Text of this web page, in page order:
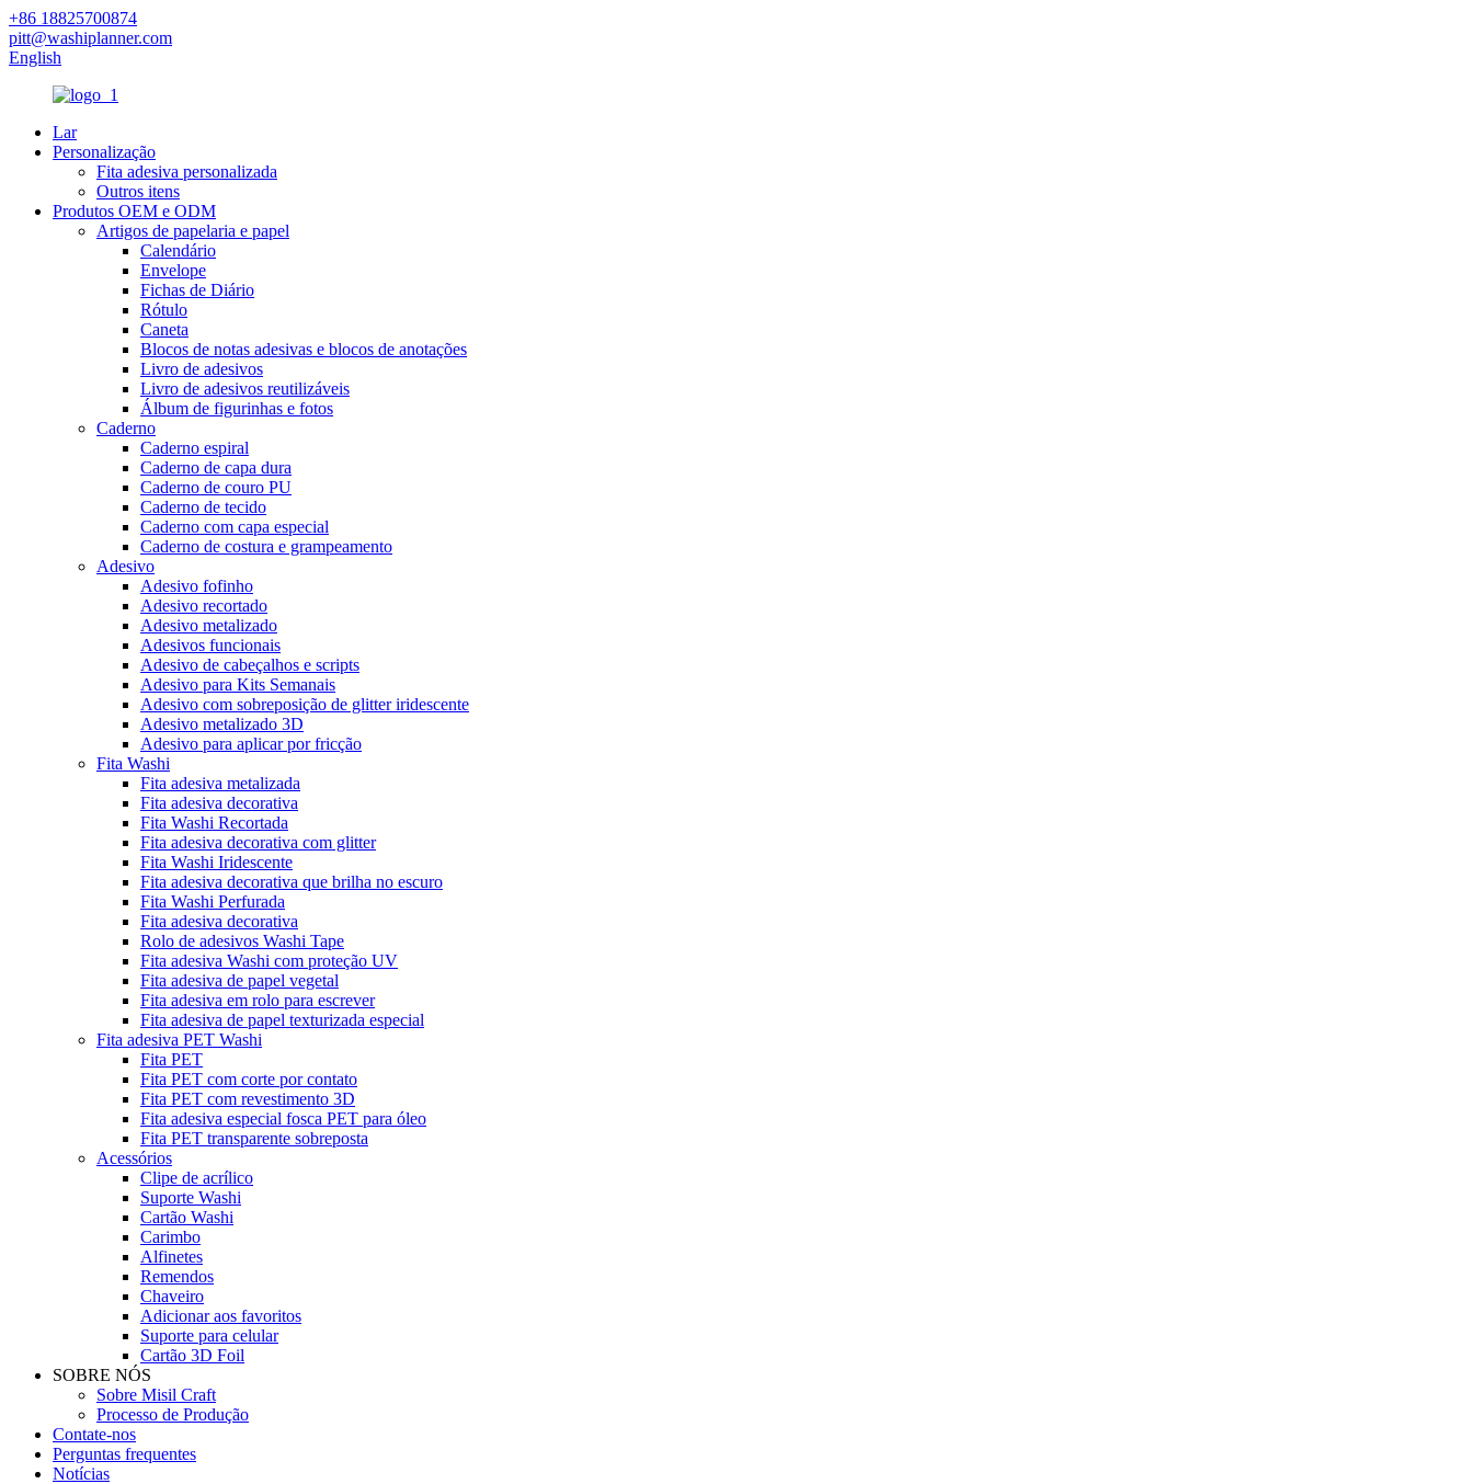
+86 18825700874
pitt@washiplanner.com
English
Lar
Personalização
Fita adesiva personalizada
Outros itens
Produtos OEM e ODM
Artigos de papelaria e papel
Calendário
Envelope
Fichas de Diário
Rótulo
Caneta
Blocos de notas adesivas e blocos de anotações
Livro de adesivos
Livro de adesivos reutilizáveis
Álbum de figurinhas e fotos
Caderno
Caderno espiral
Caderno de capa dura
Caderno de couro PU
Caderno de tecido
Caderno com capa especial
Caderno de costura e grampeamento
Adesivo
Adesivo fofinho
Adesivo recortado
Adesivo metalizado
Adesivos funcionais
Adesivo de cabeçalhos e scripts
Adesivo para Kits Semanais
Adesivo com sobreposição de glitter iridescente
Adesivo metalizado 3D
Adesivo para aplicar por fricção
Fita Washi
Fita adesiva metalizada
Fita adesiva decorativa
Fita Washi Recortada
Fita adesiva decorativa com glitter
Fita Washi Iridescente
Fita adesiva decorativa que brilha no escuro
Fita Washi Perfurada
Fita adesiva decorativa
Rolo de adesivos Washi Tape
Fita adesiva Washi com proteção UV
Fita adesiva de papel vegetal
Fita adesiva em rolo para escrever
Fita adesiva de papel texturizada especial
Fita adesiva PET Washi
Fita PET
Fita PET com corte por contato
Fita PET com revestimento 3D
Fita adesiva especial fosca PET para óleo
Fita PET transparente sobreposta
Acessórios
Clipe de acrílico
Suporte Washi
Cartão Washi
Carimbo
Alfinetes
Remendos
Chaveiro
Adicionar aos favoritos
Suporte para celular
Cartão 3D Foil
SOBRE NÓS
Sobre Misil Craft
Processo de Produção
Contate-nos
Perguntas frequentes
Notícias